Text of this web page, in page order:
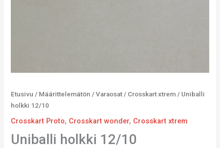
Etusivu / Määrittelemätön /Varaosat / Crosskart xtrem / Uniballi
holkki 12/10
Crosskart Proto, Crosskart wonder, Crosskart xtrem
Uniballi holkki 12/10